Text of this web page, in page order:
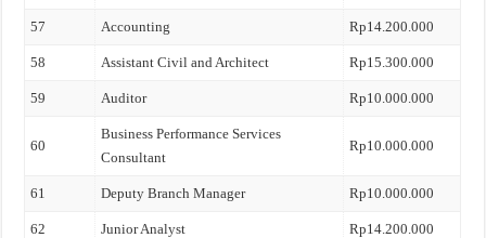
57 Accounting Rp14.200.000
58 Assistant Civil and Architect Rp15.300.000
59 Auditor Rp10.000.000
60
Business Performance Services
Consultant
Rp10.000.000
61 Deputy Branch Manager Rp10.000.000
62 Junior Analyst Rp14.200.000